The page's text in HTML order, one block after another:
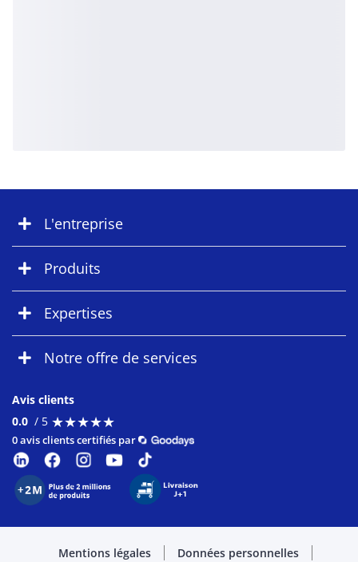
L'entreprise
Produits
Expertises
Notre offre de services
Avis clients
0.0 / 5 ★★★★★
★★★★★
0 avis clients certifiés par
Mentions légales Données personnelles